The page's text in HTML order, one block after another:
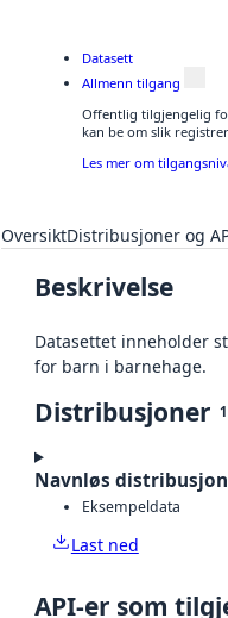
Datasett
Allmenn tilgang
Offentlig tilgjengelig
kan be om slik
Les mer om
OversiktDistribusjoner og
Beskrivelse
Datasettet inneholder
for barn i barnehage.
Distribusjoner 1
Navnløs distribusjon
Eksempeldata
Last ned
API-er som